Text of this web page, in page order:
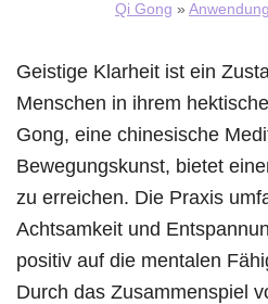
Qi Gong »
Geistige Klarheit ist ein
Menschen in ihrem
Gong, eine chinesische
Bewegungskunst, bietet
zu erreichen. Die Praxis
Achtsamkeit und
positiv auf die mentalen
Durch das Zusammenspiel